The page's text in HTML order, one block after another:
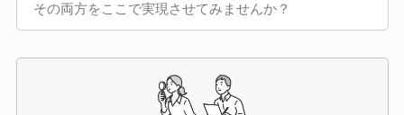
その両方をここで実現させてみませんか？